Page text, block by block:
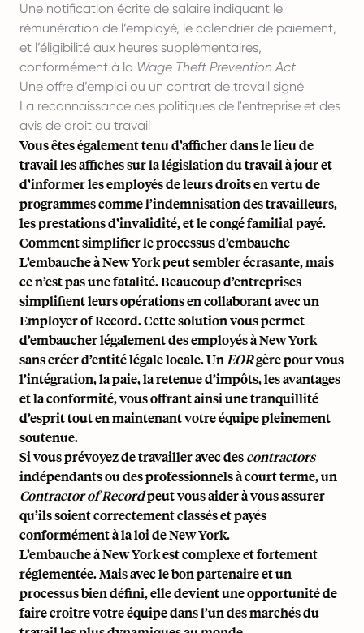
Une notification écrite de salaire indiquant le
rémunération de l’employé, le calendrier de paiement,
et l’éligibilité aux heures supplémentaires,
conformément à la Wage Theft Prevention Act
Une offre d’emploi ou un contrat de travail signé
La reconnaissance des politiques de l'entreprise et des
avis de droit du travail
Vous êtes également tenu d’afficher dans le lieu de
travail les affiches sur la législation du travail à jour et
d’informer les employés de leurs droits en vertu de
programmes comme l’indemnisation des travailleurs,
les prestations d’invalidité, et le congé familial payé.
Comment simplifier le processus d’embauche
L’embauche à New York peut sembler écrasante, mais
ce n’est pas une fatalité. Beaucoup d’entreprises
simplifient leurs opérations en collaborant avec un
Employer of Record. Cette solution vous permet
d’embaucher légalement des employés à New York
sans créer d’entité légale locale. Un EORgère pour vous
l’intégration, la paie, la retenue d’impôts, les avantages
et la conformité, vous offrant ainsi une tranquillité
d’esprit tout en maintenant votre équipe pleinement
soutenue.
Si vous prévoyez de travailler avec descontractors
indépendants ou des professionnels à court terme, un
Contractor of Recordpeut vous aider à vous assurer
qu’ils soient correctement classés et payés
conformément à la loi de New York.
L’embauche à New York est complexe et fortement
réglementée. Mais avec le bon partenaire et un
processus bien défini, elle devient une opportunité de
faire croître votre équipe dans l’un des marchés du